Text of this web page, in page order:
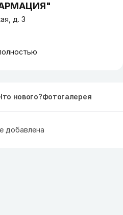
д. 3
нового?Фотогалерея
добавлена